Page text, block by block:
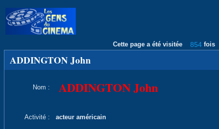
Cette page a été visitée 854 fois
ADDINGTON John
Nom : ADDINGTON John
Activité : acteur américain